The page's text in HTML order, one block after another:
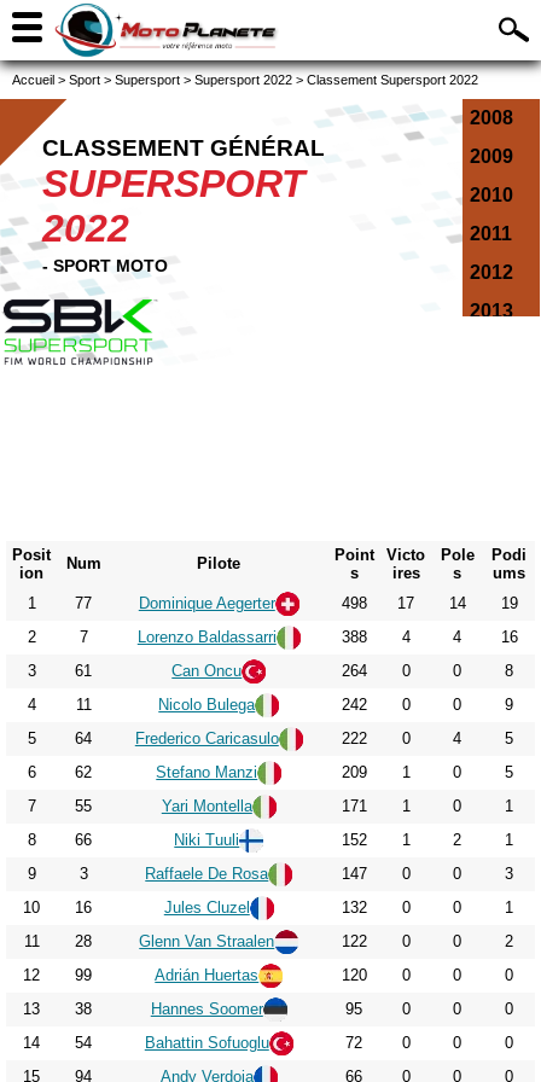
Accueil > Sport > Supersport > Supersport 2022 > Classement Supersport 2022
2008
2009
2010
2011
2012
2013
2020
2023
2024
2025
2026
CLASSEMENT GÉNÉRAL
SUPERSPORT
2022
- SPORT MOTO
Posit
ion
Num Pilote
Point
s
Victo
ires
Pole
s
Podi
ums
1
77 Dominique Aegerter 498 17 14
19
2
7 Lorenzo Baldassarri 388 4 4
16
3
61 Can Oncu 264 0 0
8
4
11 Nicolo Bulega 242 0 0
9
5
64 Frederico Caricasulo 222 0 4
5
6
62 Stefano Manzi 209 1 0
5
7
55 Yari Montella 171 1 0
1
8
66 Niki Tuuli 152 1 2
1
9
3 Raffaele De Rosa 147 0 0
3
10
16 Jules Cluzel 132 0 0
1
11
28 Glenn Van Straalen 122 0 0
2
12
99 Adrián Huertas 120 0 0
0
13
38 Hannes Soomer 95 0 0
0
14
54 Bahattin Sofuoglu 72 0 0
0
15
94 Andy Verdoia 66 0 0 0